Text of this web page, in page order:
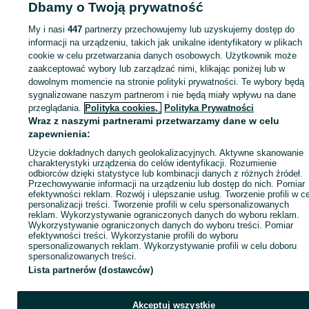
Zaloguj się lub załóż konto na OLX, aby skontaktować się z
sprzedającym
Zaloguj się / Załóż konto
Zadzwoń / SMS Wyślij wiadomość
Dbamy o Twoją prywatność
My i nasi447 partnerzy przechowujemy lub uzyskujemy dostęp do
informacji na urządzeniu, takich jak unikalne identyfikatory w plikach
cookie w celu przetwarzania danych osobowych. Użytkownik może
zaakceptować wybory lub zarządzać nimi, klikając poniżej lub w
dowolnym momencie na stronie polityki prywatności. Te wybory będą
sygnalizowane naszym partnerom i nie będą miały wpływu na dane
przeglądania. Polityka cookies, Polityka Prywatności
Wraz z naszymi partnerami przetwarzamy dane w celu
zapewnienia:
Użycie dokładnych danych geolokalizacyjnych. Aktywne skanowanie
charakterystyki urządzenia do celów identyfikacji. Rozumienie
odbiorców dzięki statystyce lub kombinacji danych z różnych źródeł.
Przechowywanie informacji na urządzeniu lub dostęp do nich. Pomiar
efektywności reklam. Rozwój i ulepszanie usług. Tworzenie profili w
personalizacji treści. Tworzenie profili w celu spersonalizowanych
reklam. Wykorzystywanie ograniczonych danych do wyboru reklam.
Wykorzystywanie ograniczonych danych do wyboru treści. Pomiar
efektywności treści. Wykorzystanie profili do wyboru
spersonalizowanych reklam. Wykorzystywanie profili w celu doboru
spersonalizowanych treści.
Lista partnerów (dostawców)
Akceptuj wszystkie